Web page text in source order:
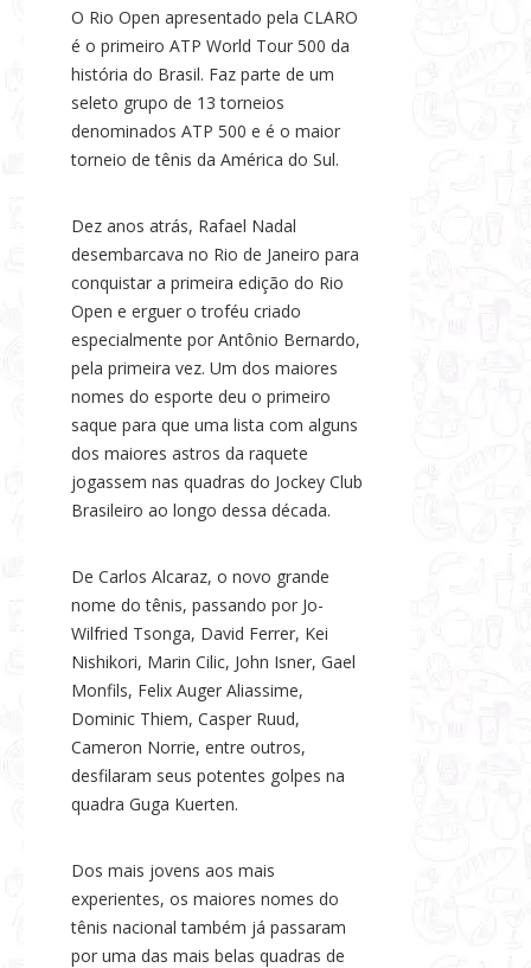
O Rio Open apresentado pela CLARO
é o primeiro ATP World Tour 500 da
história do Brasil. Faz parte de um
seleto grupo de 13 torneios
denominados ATP 500 e é o maior
torneio de tênis da América do Sul.
Dez anos atrás, Rafael Nadal
desembarcava no Rio de Janeiro para
conquistar a primeira edição do Rio
Open e erguer o troféu criado
especialmente por Antônio Bernardo,
pela primeira vez. Um dos maiores
nomes do esporte deu o primeiro
saque para que uma lista com alguns
dos maiores astros da raquete
jogassem nas quadras do Jockey Club
Brasileiro ao longo dessa década.
De Carlos Alcaraz, o novo grande
nome do tênis, passando por Jo-
Wilfried Tsonga, David Ferrer, Kei
Nishikori, Marin Cilic, John Isner, Gael
Monfils, Felix Auger Aliassime,
Dominic Thiem, Casper Ruud,
Cameron Norrie, entre outros,
desfilaram seus potentes golpes na
quadra Guga Kuerten.
Dos mais jovens aos mais
experientes, os maiores nomes do
tênis nacional também já passaram
por uma das mais belas quadras de